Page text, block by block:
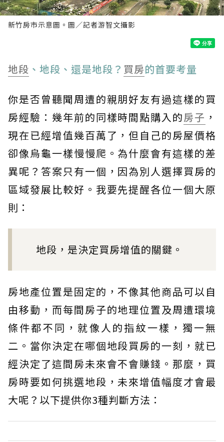
新竹房市示意圖。圖／記者游智文攝影
地段 、地段、還是地段？ 買房的首要考量
你是否曾聽聞周遭的親朋好友有過這樣的買
房經驗：幾年前的同樣時間點購入的房子 ，
現在已經增值幾百萬了，但自己的房屋價格
卻像烏龜一樣慢慢爬。為什麼會有這樣的差
異呢？答案只有一個，因為別人選擇買房的
區域發展比較好。我要先提醒各位一個大原
則：
地段，是決定買房增值的關鍵。
房地產位置是固定的，不像其他商品可以自
由移動，而每間房子的地理位置及周遭環境
條件都不同，就像人的指紋一樣，獨一無
二。當你決定在哪個地段買房的一刻，就已
經決定了這間房未來會不會賺錢。那麼，買
房時要如何挑選地段，未來增值幅度才會最
大呢？以下提供你3種判斷方法：